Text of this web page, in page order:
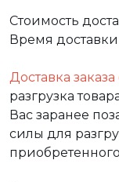
Стоимость
Время доставки
Доставка
разгрузка
Вас заранее
силы для